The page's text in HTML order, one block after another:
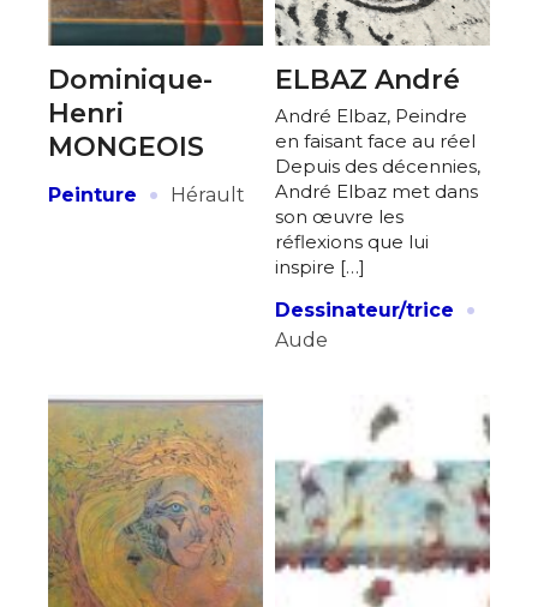
Dominique-
Henri
MONGEOIS
Peinture · Hérault
ELBAZ André
André Elbaz, Peindre
en faisant face au réel
Depuis des décennies,
André Elbaz met dans
son œuvre les
réflexions que lui
inspire […]
Dessinateur/trice
·
Aude